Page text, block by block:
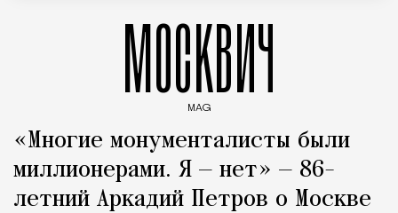
МОСКВИЧ
MAG
«Многие монументалисты были
миллионерами. Я — нет» — 86-
летний Аркадий Петров о Москве